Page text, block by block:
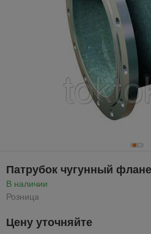
Патрубок чугунный
В наличии
Розница
Цену уточняйте